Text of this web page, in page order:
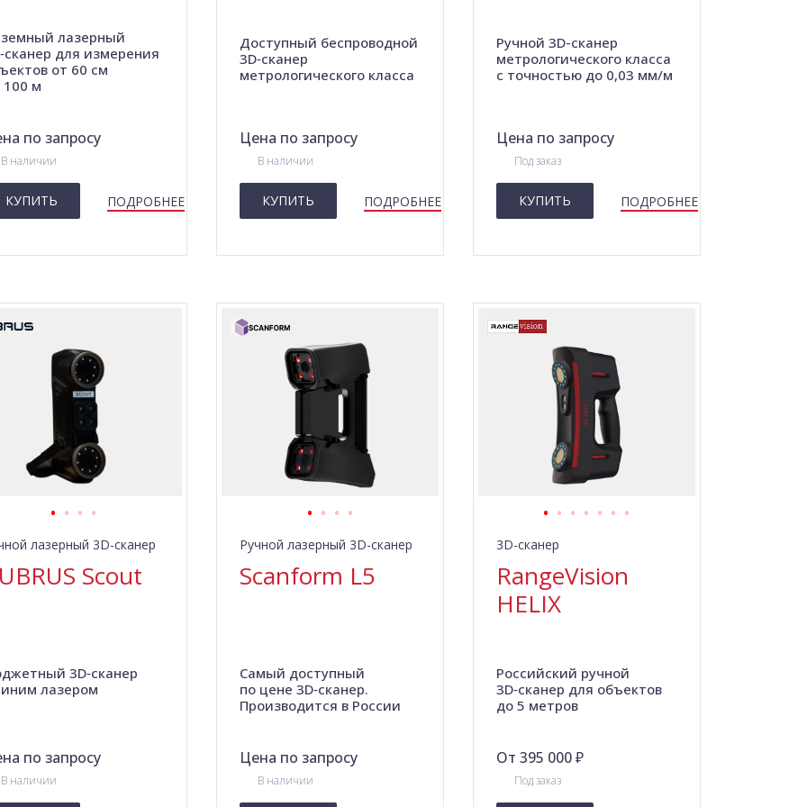
лазерный
для измерения
от 60 см
100 м
по запросу
В наличии
КУПИТЬ ПОДРОБНЕЕ
Доступный беспроводной
3D‑сканер
метрологического класса
Цена по запросу
В наличии
КУПИТЬ ПОДРОБНЕЕ
Ручной 3D-сканер
метрологического класса
с точностью до 0,03 мм/м
Цена по запросу
Под заказ
КУПИТЬ ПОДРОБНЕЕ
лазерный 3D-сканер
Scout
3D‑сканер
лазером
по запросу
В наличии
Ручной лазерный 3D-сканер
Scanform L5
Самый доступный
по цене 3D‑сканер.
Производится в России
Цена по запросу
В наличии
3D-сканер
RangeVision
HELIX
Российский ручной
3D‑сканер для объектов
до 5 метров
От 395 000 ₽
Под заказ